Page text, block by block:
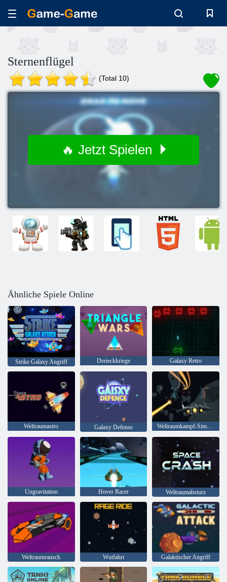
Sternenflügel
(Total 10)
🔥 Jetzt Spielen
Ähnliche Spiele Online
Strike Galaxy Angriff Dreieckkriege Galaxy Retro
Weltraumastro Galaxy Defense Weltraumkampf-Simulator
Ungravitation Hover Racer Weltraumabsturz
Weltraumrausch Wutfahrt Galaktischer Angriff